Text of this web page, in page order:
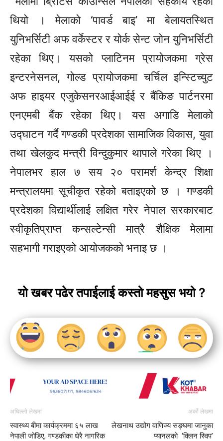
थियो । मेलाको ‘पावर्ड बाइ’ मा बेलायतस्थित
युनिभर्सिटी अफ वर्केस्टर र योर्क सेन्ट जोन युनिभर्सिटी
रहेका थिए। यसको प्लाटिनम प्रायोजकमा ग्रेस
इन्टरनेसनल, गोल्ड प्रायोजकमा चर्चिल इन्स्टिच्युट
अफ हाइयर एजुकेसनरआईआईई र बैंकिङ पार्टनरमा
एनएमबी बैंक रहेका थिए। यस अगाडि मेलाको
उद्घाटन गर्दै गण्डकी प्रदेशका सामाजिक विकास, युवा
तथा खेलकुद मन्त्री विन्दुकुमार थापाले गरेका थिए ।
नेपालभर हाल ७ सय २० परामर्श केन्द्र शिक्षा
मन्त्रालयमा सूचीकृत रहेको बताइएको छ । गण्डकी
प्रदेशका विद्यार्थीलाई लक्षित गरेर नेपाल सरकारबाट
स्वीकृतिप्राप्‍त कन्सल्टेन्सी मात्रै शैक्षिक मेलामा
सहभागी गराइएको आयोजककाे भनाइ छ ।
यो खबर पढेर तपाईलाई कस्तो महसुस भयो ?
अघिल्लो लेखमा
स्वास्थ्य बीमा कार्यक्रममा ६५ लाख
नेपाली जोडिए, गण्डकीका धेरै नागरिक
अर्को लेखमा
लेखनाथ उद्योग वाणिज्य सङ्घमा जानुका
प्यानलको ‘क्लिन स्विप’